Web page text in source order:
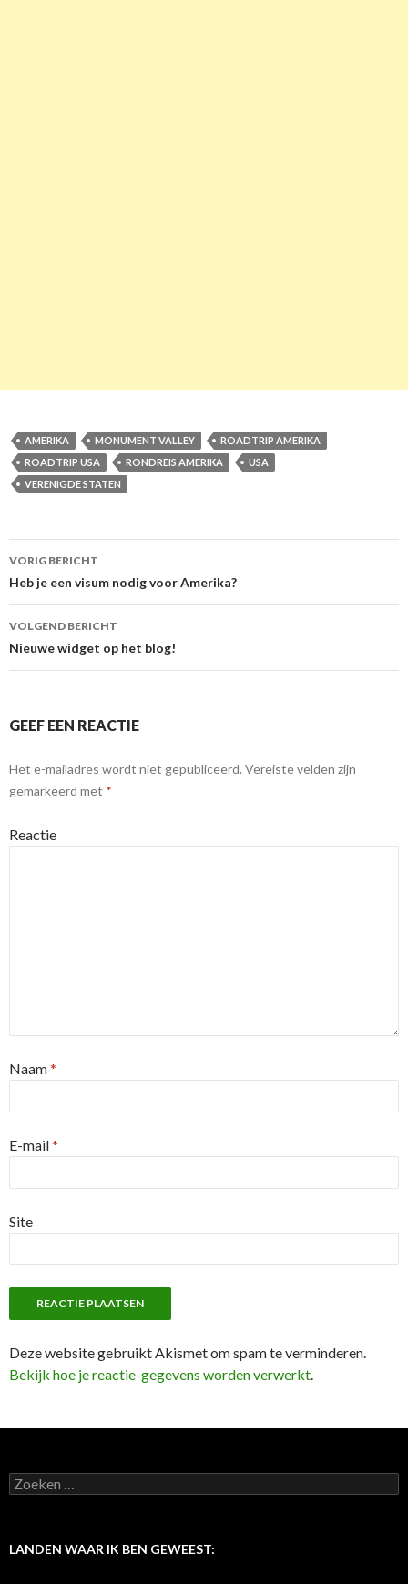
AMERIKA MONUMENT VALLEY
ROADTRIP AMERIKA
ROADTRIP USA
RONDREIS AMERIKA
USA
VERENIGDE STATEN
Berichtnavigatie
VORIG BERICHT
Heb je een visum nodig voor Amerika?
VOLGEND BERICHT
Nieuwe widget op het blog!
GEEF EEN REACTIE
Het e-mailadres wordt niet gepubliceerd. Vereiste velden zijn
gemarkeerd met *
Reactie
Naam*
E-mail*
Site
Deze website gebruikt Akismet om spam te verminderen.
Bekijk hoe je reactie-gegevens worden verwerkt.
Z
o
eLANDEN WAAR IK BEN GEWEEST: